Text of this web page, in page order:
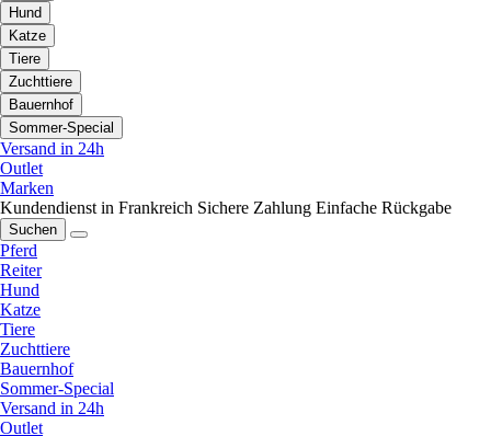
Hund
Katze
Tiere
Zuchttiere
Bauernhof
Sommer-Special
Versand in 24h
Outlet
Marken
Kundendienst in Frankreich Sichere Zahlung Einfache Rückgabe
Suchen
Pferd
Reiter
Hund
Katze
Tiere
Zuchttiere
Bauernhof
Sommer-Special
Versand in 24h
Outlet